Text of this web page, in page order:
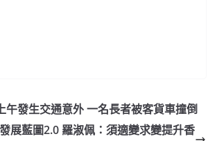
午發生交通意外 一名長者被客貨車撞倒
展藍圖2.0 羅淑佩：須適變求變提升香